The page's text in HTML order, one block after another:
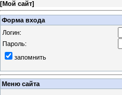
[Мой сайт]
Форма входа
Логин:
Пароль:
запомнить
Меню сайта